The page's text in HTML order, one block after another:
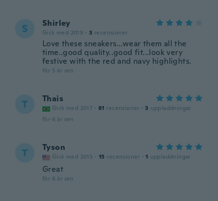
S Shirley
Gick med 2019 · 3 recensioner
Love these sneakers...wear them all the
time..good quality..good fit...look very
festive with the red and navy highlights.
för 5 år sen
T Thais
Gick med 2017 · 81 recensioner · 3 uppladdningar
för 6 år sen
T Tyson
Gick med 2015 · 15 recensioner · 1 uppladdningar
Great
för 6 år sen